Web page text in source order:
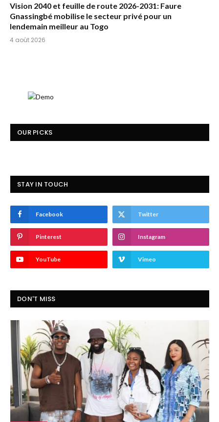
Vision 2040 et feuille de route 2026-2031: Faure
Gnassingbé mobilise le secteur privé pour un
lendemain meilleur au Togo
4 août 2026
OUR PICKS
STAY IN TOUCH
Facebook Twitter
Pinterest Instagram
YouTube Vimeo
DON'T MISS